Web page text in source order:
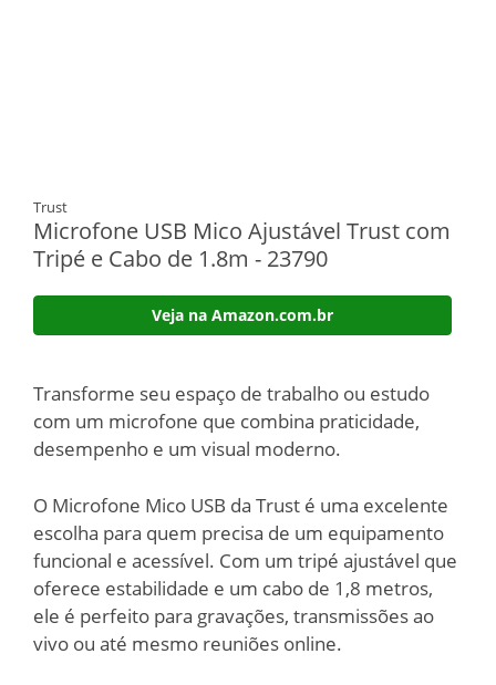
Trust
Microfone USB Mico Ajustável Trust com
Tripé e Cabo de 1.8m - 23790
Veja na Amazon.com.br
Transforme seu espaço de trabalho ou estudo
com um microfone que combina praticidade,
desempenho e um visual moderno.
O Microfone Mico USB da Trust é uma excelente
escolha para quem precisa de um equipamento
funcional e acessível. Com um tripé ajustável que
oferece estabilidade e um cabo de 1,8 metros,
ele é perfeito para gravações, transmissões ao
vivo ou até mesmo reuniões online.